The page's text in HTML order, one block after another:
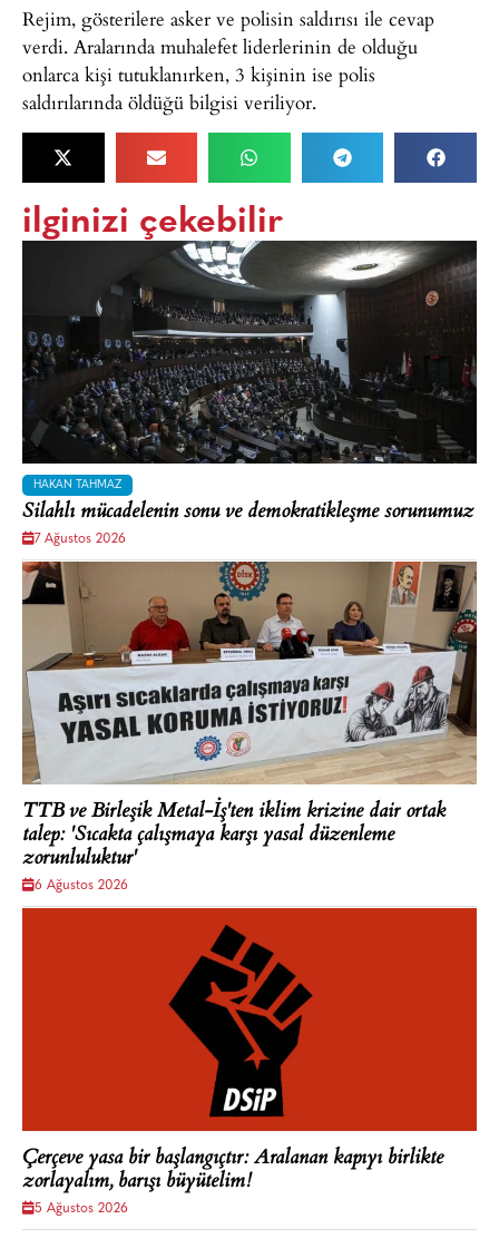
Rejim, gösterilere asker ve polisin saldırısı ile cevap
verdi. Aralarında muhalefet liderlerinin de olduğu
onlarca kişi tutuklanırken, 3 kişinin ise polis
saldırılarında öldüğü bilgisi veriliyor.
ilginizi çekebilir
HAKAN TAHMAZ
Silahlı mücadelenin sonu ve demokratikleşme sorunumuz
7 Ağustos 2026
TTB ve Birleşik Metal-İş'ten iklim krizine dair ortak
talep: 'Sıcakta çalışmaya karşı yasal düzenleme
zorunluluktur'
6 Ağustos 2026
Çerçeve yasa bir başlangıçtır: Aralanan kapıyı birlikte
zorlayalım, barışı büyütelim!
5 Ağustos 2026